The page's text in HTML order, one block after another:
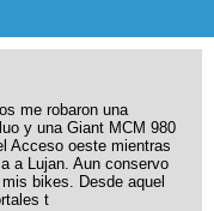
me robaron una
y una Giant MCM 980
Acceso oeste mientras
a Lujan. Aun conservo
bikes. Desde aquel
t